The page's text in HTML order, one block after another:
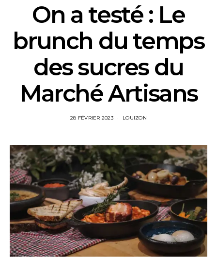
On a testé : Le
brunch du temps
des sucres du
Marché Artisans
28 FÉVRIER 2023 LOUIZON